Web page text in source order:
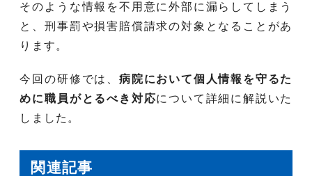
そのような情報を不用意に外部に漏らしてしまう
と、刑事罰や損害賠償請求の対象となることがあ
ります。
今回の研修では、 病院において個人情報を守るた
めに職員がとるべき対応について詳細に解説いた
しました。
関連記事